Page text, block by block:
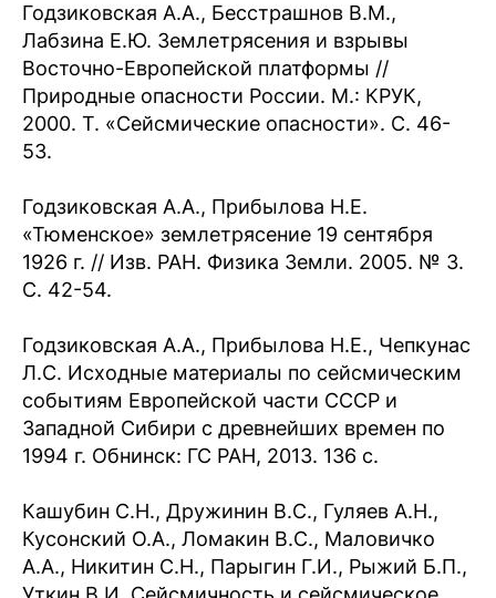
Годзиковская А.А., Бесстрашнов В.М.,
Лабзина Е.Ю. Землетрясения и взрывы
Восточно-Европейской платформы //
Природные опасности России. М.: КРУК,
2000. Т. «Сейсмические опасности». С. 46-
53.
Годзиковская А.А., Прибылова Н.Е.
«Тюменское» землетрясение 19 сентября
1926 г. // Изв. РАН. Физика Земли. 2005. № 3.
С. 42-54.
Годзиковская А.А., Прибылова Н.Е., Чепкунас
Л.С. Исходные материалы по сейсмическим
событиям Европейской части СССР и
Западной Сибири с древнейших времен по
1994 г. Обнинск: ГС РАН, 2013. 136 с.
Кашубин С.Н., Дружинин В.С., Гуляев А.Н.,
Кусонский О.А., Ломакин В.С., Маловичко
А.А., Никитин С.Н., Парыгин Г.И., Рыжий Б.П.,